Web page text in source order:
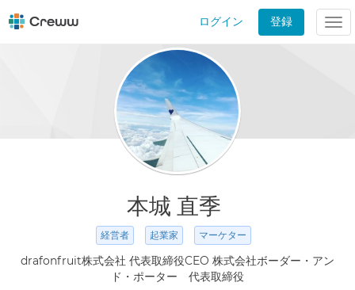
ログイン 登録
本城 直季
経営者 起業家 マーケター
drafonfruit株式会社 代表取締役CEO 株式会社ボーダー・アン
ド・ポーター 代表取締役